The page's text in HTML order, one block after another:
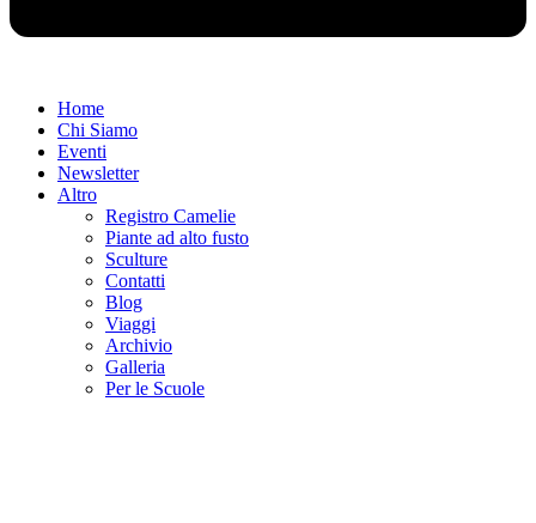
Home
Chi Siamo
Eventi
Newsletter
Altro
Registro Camelie
Piante ad alto fusto
Sculture
Contatti
Blog
Viaggi
Archivio
Galleria
Per le Scuole